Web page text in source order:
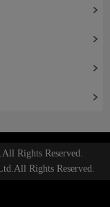
Rights Reserved.
Rights Reserved.